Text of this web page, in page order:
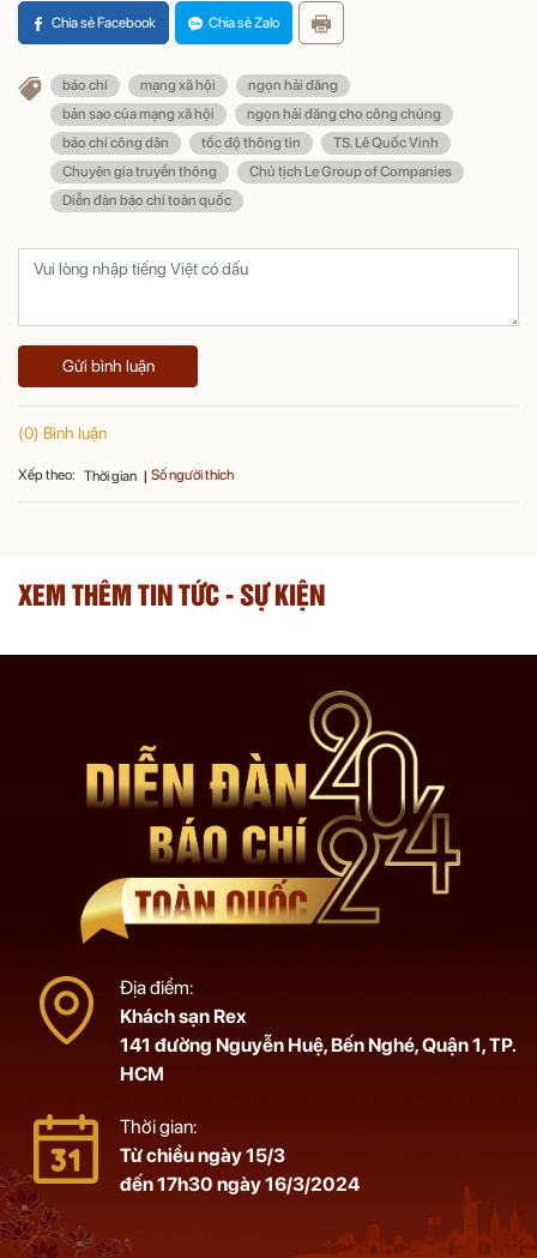
Chia sẻ Facebook Chia sẻ Zalo
báo chí mạng xã hội
ngọn hải đăng
bản sao của mạng xã hội
ngọn hải đăng cho công chúng
báo chí công dân
tốc độ thông tin
TS. Lê Quốc Vinh
Chuyên gia truyền thông
Chủ tịch Le Group of Companies
Diễn đàn báo chí toàn quốc
Gửi bình luận
(0) Bình luận
Xếp theo: Thời gian Số người thích
XEM THÊM TIN TỨC - SỰ KIỆN
Địa điểm:
Khách sạn Rex
141 đường Nguyễn Huệ, Bến Nghé, Quận 1, TP.
HCM
Thời gian:
Từ chiều ngày 15/3
đến 17h30 ngày 16/3/2024